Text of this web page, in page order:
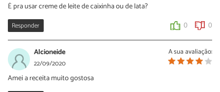
É pra usar creme de leite de caixinha ou de lata?
Responder 0 0
A sua avaliação:
Alcioneide
22/09/2020
Amei a receita muito gostosa